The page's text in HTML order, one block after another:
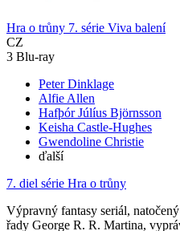
Hra o trůny 7. série Viva balení
CZ
3 Blu-ray
Peter Dinklage
Alfie Allen
Hafþór Júlíus Björnsson
Keisha Castle-Hughes
Gwendoline Christie
ďalší
7. diel série Hra o trůny
Výpravný fantasy seriál,
řady George R. R. Martina,